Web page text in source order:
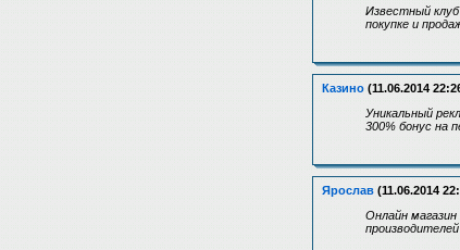
Известный
покупке и
Казино (11.06.2014
Уникальный
300% бонус на
Ярослав (11.06.2014
Онлайн